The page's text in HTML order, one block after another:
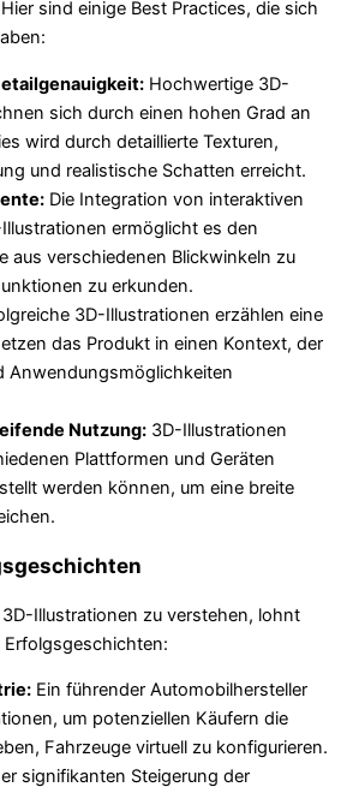
sind einige Best Practices, die sich
Hochwertige 3D-
sich durch einen hohen Grad an
wird durch detaillierte Texturen,
und realistische Schatten erreicht.
Die Integration von interaktiven
ermöglicht es den
aus verschiedenen Blickwinkeln zu
zu erkunden.
3D-Illustrationen erzählen eine
das Produkt in einen Kontext, der
Anwendungsmöglichkeiten
Nutzung: 3D-Illustrationen
Plattformen und Geräten
werden können, um eine breite
Illustrationen zu verstehen, lohnt
Erfolgsgeschichten:
Ein führender Automobilhersteller
um potenziellen Käufern die
Fahrzeuge virtuell zu konfigurieren.
signifikanten Steigerung der